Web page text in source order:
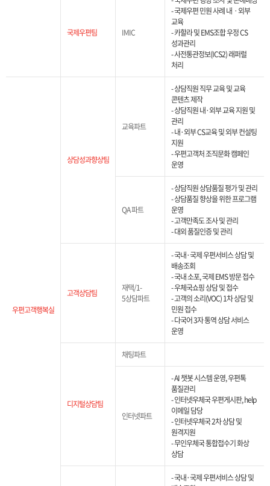
국제우편팀 IMIC
- 국제우편 민원 사례 내ㆍ외부
교육
- 카할라 및 EMS조합 우정 CS
성과관리
- 사전통관정보(ICS2) 래퍼럴
처리
우편고객행복실
상담성과향상팀
교육파트
- 상담직원 직무 교육 및 교육
콘텐츠 제작
- 상담직원 내·외부 교육 지원 및
관리
- 내·외부 CS교육 및 외부 컨설팅
지원
- 우편고객처 조직문화 캠페인
운영
QA 파트
- 상담직원 상담품질 평가 및 관리
- 상담품질 향상을 위한 프로그램
운영
- 고객만족도 조사 및 관리
- 대외 품질인증 및 관리
고객상담팀
재택/1-
5상담파트
- 국내·국제 우편서비스 상담 및
배송조회
- 국내 소포, 국제 EMS 방문 접수
- 우체국쇼핑 상담 및 접수
- 고객의 소리(VOC) 1차 상담 및
민원 접수
- 다국어 3자 통역 상담 서비스
운영
디지털상담팀
채팅파트
인터넷파트
- AI 챗봇 시스템 운영, 우편톡
품질관리
- 인터넷우체국 우편게시판, help
이메일 담당
- 인터넷우체국 2차 상담 및
원격지원
- 무인우체국 통합접수기 화상
상담
- 국내·국제 우편서비스 상담 및